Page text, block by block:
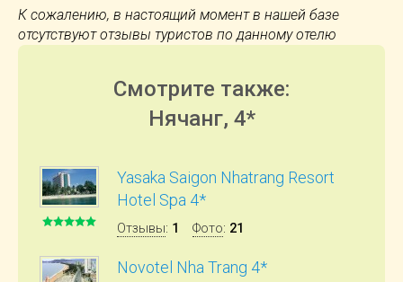
К сожалению, в настоящий момент в нашей базе
отсутствуют отзывы туристов по данному отелю
Смотрите также:
Нячанг, 4*
Yasaka Saigon Nhatrang Resort
Hotel Spa 4*
Отзывы: 1 Фото: 21
Novotel Nha Trang 4*